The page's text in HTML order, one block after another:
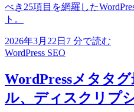
べき25項目を網羅した
ト。
2026年3月22日 7 分で読む
WordPress SEO
WordPressメタタ
ル、ディスクリプ